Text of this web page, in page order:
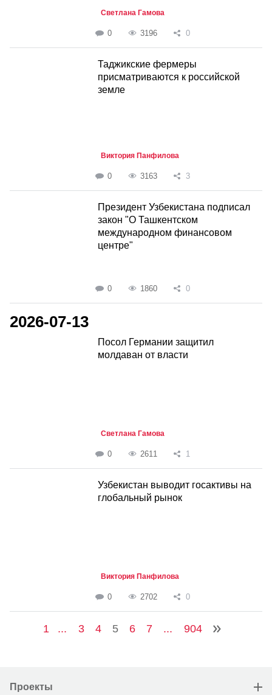
Светлана Гамова
0 3196 0
Таджикские фермеры
присматриваются к российской
земле
Виктория Панфилова
0 3163 3
Президент Узбекистана подписал
закон "О Ташкентском
международном финансовом
центре"
0 1860 0
2026-07-13
Посол Германии защитил
молдаван от власти
Светлана Гамова
0 2611 1
Узбекистан выводит госактивы на
глобальный рынок
Виктория Панфилова
0 2702 0
1 ... 3 4 5 6 7 ... 904
Проекты